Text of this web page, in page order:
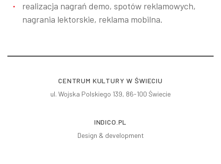
realizacja nagrań demo, spotów reklamowych,
nagrania lektorskie, reklama mobilna.
CENTRUM KULTURY W ŚWIECIU
ul. Wojska Polskiego 139, 86-100 Świecie
INDICO.PL
Design & development